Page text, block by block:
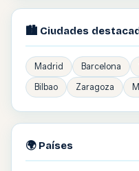
🏙️ Ciudades
Madrid Barcelona
Bilbao
Zaragoza
🌍 Países